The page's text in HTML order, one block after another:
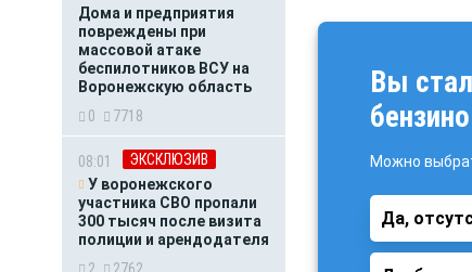
Дома и предприятия
повреждены при
массовой атаке
беспилотников ВСУ на
Воронежскую область
0
7718
08:01
ЭКСКЛЮЗИВ
У воронежского
участника СВО пропали
300 тысяч после визита
полиции и арендодателя
Вы
Можно
Да,